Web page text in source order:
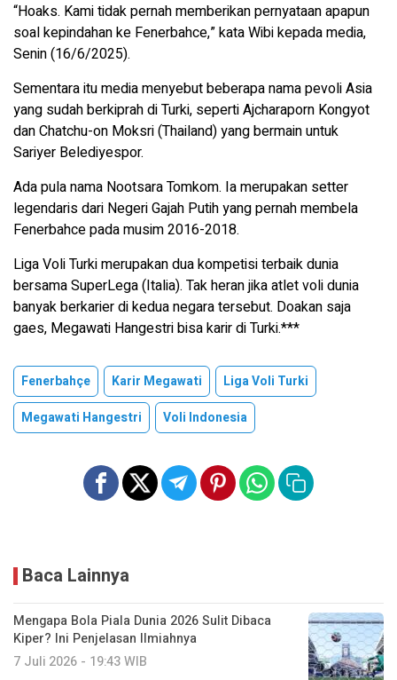
“Hoaks. Kami tidak pernah memberikan pernyataan apapun
soal kepindahan ke Fenerbahce,” kata Wibi kepada media,
Senin (16/6/2025).
Sementara itu media menyebut beberapa nama pevoli Asia
yang sudah berkiprah di Turki, seperti Ajcharaporn Kongyot
dan Chatchu-on Moksri (Thailand) yang bermain untuk
Sariyer Belediyespor.
Ada pula nama Nootsara Tomkom. Ia merupakan setter
legendaris dari Negeri Gajah Putih yang pernah membela
Fenerbahce pada musim 2016-2018.
Liga Voli Turki merupakan dua kompetisi terbaik dunia
bersama SuperLega (Italia). Tak heran jika atlet voli dunia
banyak berkarier di kedua negara tersebut. Doakan saja
gaes, Megawati Hangestri bisa karir di Turki.***
Fenerbahçe Karir Megawati
Liga Voli Turki
Megawati Hangestri
Voli Indonesia
Baca Lainnya
Mengapa Bola Piala Dunia 2026 Sulit Dibaca
Kiper? Ini Penjelasan Ilmiahnya
7 Juli 2026 - 19:43 WIB